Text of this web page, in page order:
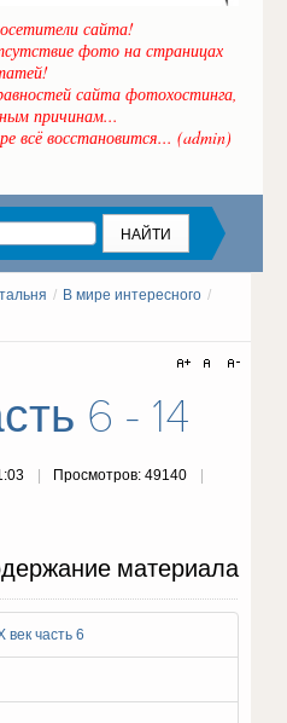
сайта!
фото на страницах
сайта фотохостинга,
причинам...
всё восстановится... (admin)
/ В мире интересного /
6 - 14
Просмотров: 49140
материала
век часть 6